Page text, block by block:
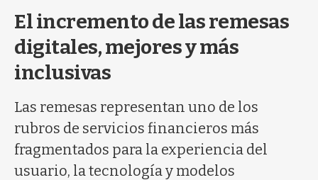
El incremento de las remesas
digitales, mejores y más
inclusivas
Las remesas representan uno de los
rubros de servicios financieros más
fragmentados para la experiencia del
usuario, la tecnología y modelos